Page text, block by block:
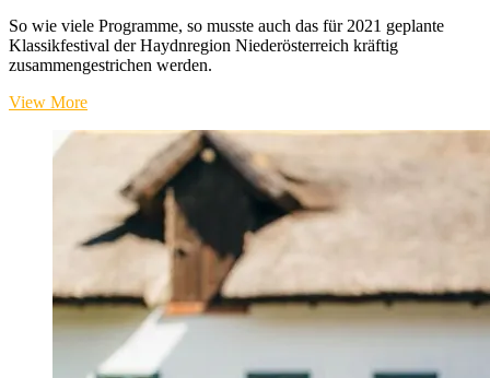
So wie viele Programme, so musste auch das für 2021 geplante
Klassikfestival der Haydnregion Niederösterreich kräftig
zusammengestrichen werden.
View More„Von
Stream
ins
Wohnzimmer